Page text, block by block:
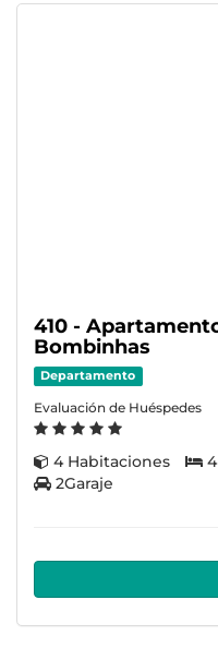
410 -
Bombinhas
Departamento
Evaluación de Huéspedes
4 Habitaciones
2Garaje